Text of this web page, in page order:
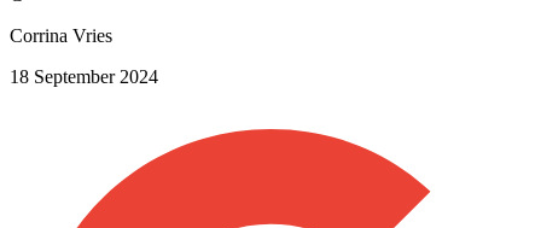
Corrina Vries
18 September 2024